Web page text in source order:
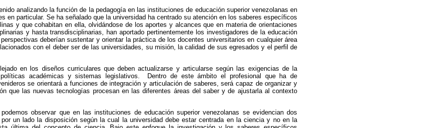
analizando la función de la pedagogía en las instituciones de educación superior venezolanas en
en particular. Se ha señalado que la universidad ha centrado su atención en los saberes específicos
y que cohabitan en ella, olvidándose de los aportes y alcances que en materia de orientaciones
y hasta transdisciplinarias, han aportado pertinentemente los investigadores de la educación
deberían sustentar y orientar la práctica de los docentes universitarios en cualquier área
con el deber ser de las universidades, su misión, la calidad de sus egresados y el perfil de
en los diseños curriculares que deben actualizarse y articularse según las exigencias de la
académicas y sistemas legislativos. Dentro de este ámbito el profesional que ha de
se orientará a funciones de integración y articulación de saberes, será capaz de organizar y
que las nuevas tecnologías procesan en las diferentes áreas del saber y de ajustarla al contexto
observar que en las instituciones de educación superior venezolanas se evidencian dos
un lado la disposición según la cual la universidad debe estar centrada en la ciencia y no en la